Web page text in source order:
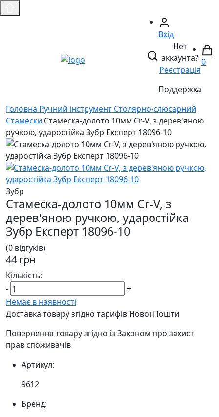
Вхід
Нет
аккаунта?
Реєстрація
Поддержка
0
Головнa Ручний інструмент Столярно-слюсарний
Стамески Стамеска-долото 10мм Cr-V, з дерев'яною
ручкою, ударостійка Зубр Експерт 18096-10
Зубр
Стамеска-долото 10мм Cr-V, з
дерев'яною ручкою, ударостійка
Зубр Експерт 18096-10
(0 відгуків)
44 грн
Кількість:
-
+
Немає в наявності
Доставка товару згідно тарифів Нової Пошти
Повернення товару згідно із Законом про захист
прав споживачів
Артикул:
9612
Бренд: